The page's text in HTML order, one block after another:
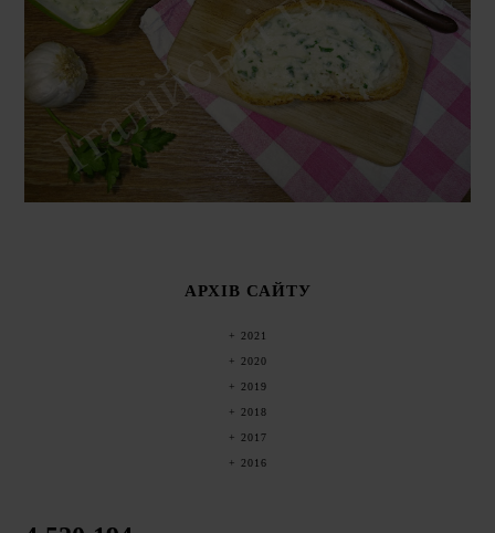
АРХІВ САЙТУ
2021
2020
2019
2018
2017
2016